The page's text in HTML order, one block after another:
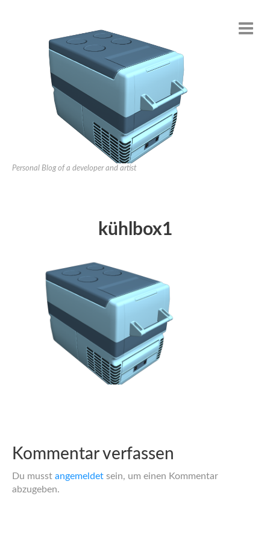
Personal Blog of a developer and artist
kühlbox1
Kommentar verfassen
Du musst angemeldet sein, um einen Kommentar
abzugeben.